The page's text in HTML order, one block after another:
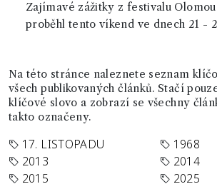
Zajímavé zážitky z festivalu
proběhl tento víkend ve dnech 21 -
Na této stránce naleznete seznam
všech publikovaných článků. Stačí
klíčové slovo a zobrazí se všechny
takto označeny.
17. LISTOPADU
1968
2013
2014
2015
2025